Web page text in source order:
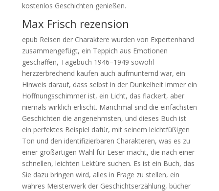
kostenlos Geschichten genießen.
Max Frisch rezension
epub Reisen der Charaktere wurden von Expertenhand
zusammengefügt, ein Teppich aus Emotionen
geschaffen, Tagebuch 1946–1949 sowohl
herzzerbrechend kaufen auch aufmunternd war, ein
Hinweis darauf, dass selbst in der Dunkelheit immer ein
Hoffnungsschimmer ist, ein Licht, das flackert, aber
niemals wirklich erlischt. Manchmal sind die einfachsten
Geschichten die angenehmsten, und dieses Buch ist
ein perfektes Beispiel dafür, mit seinem leichtfüßigen
Ton und den identifizierbaren Charakteren, was es zu
einer großartigen Wahl für Leser macht, die nach einer
schnellen, leichten Lektüre suchen. Es ist ein Buch, das
Sie dazu bringen wird, alles in Frage zu stellen, ein
wahres Meisterwerk der Geschichtserzählung, bücher